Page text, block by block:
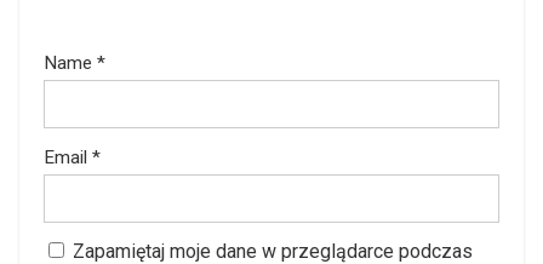
Name *
Email *
Zapamiętaj moje dane w przeglądarce podczas